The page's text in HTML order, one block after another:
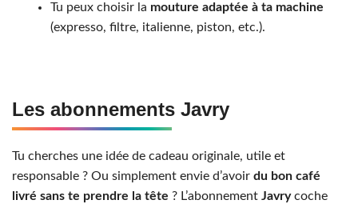
Tu peux choisir la mouture adaptée à ta machine
(expresso, filtre, italienne, piston, etc.).
Les abonnements Javry
Tu cherches une idée de cadeau originale, utile et
responsable ? Ou simplement envie d’avoir du bon café
livré sans te prendre la tête ? L’abonnement Javrycoche